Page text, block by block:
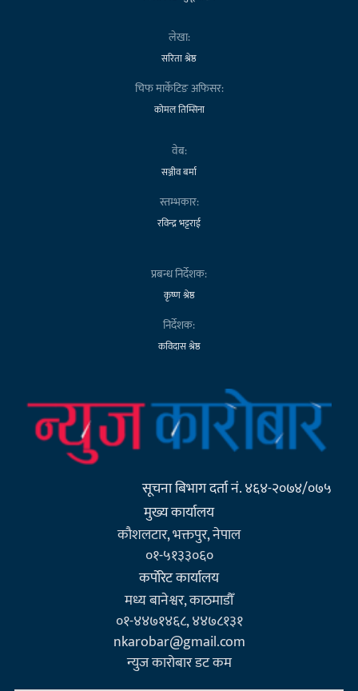
लेखा:
सरिता श्रेष्ठ
चिफ मार्केटिङ अफिसर:
कोमल तिम्सिना
वेब:
सञ्जीव बर्मा
स्तम्भकार:
रविन्द्र भट्टराई
प्रबन्ध निर्देशक:
कृष्ण श्रेष्ठ
निर्देशक:
कविदास श्रेष्ठ
सूचना बिभाग दर्ता नं. ४६४-२०७४/०७५
मुख्य कार्यालय
कौशलटार, भक्तपुर, नेपाल
०१-५१३३०६०
कर्पाेरेट कार्यालय
मध्य बानेश्वर, काठमाडौँ
०१-४४७१४६८, ४४७८१३१
nkarobar@gmail.com
न्युज कारोबार डट कम